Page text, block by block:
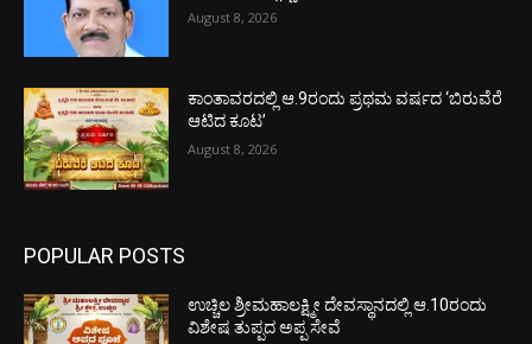
August 8, 2026
ಕಾಂತಾವರದಲ್ಲಿ ಆ.9ರಂದು ಪ್ರಥಮ ವರ್ಷದ ‘ಬಿರುವೆರೆ
ಆಟಿದ ಕೂಟ’
August 8, 2026
POPULAR POSTS
ಉಚ್ಚಿಲ ಶ್ರೀಮಹಾಲಕ್ಷ್ಮೀ ದೇವಸ್ಥಾನದಲ್ಲಿ ಆ.10ರಂದು
ವಿಶೇಷ ತುಪ್ಪದ ಅಪ್ಪ ಸೇವೆ